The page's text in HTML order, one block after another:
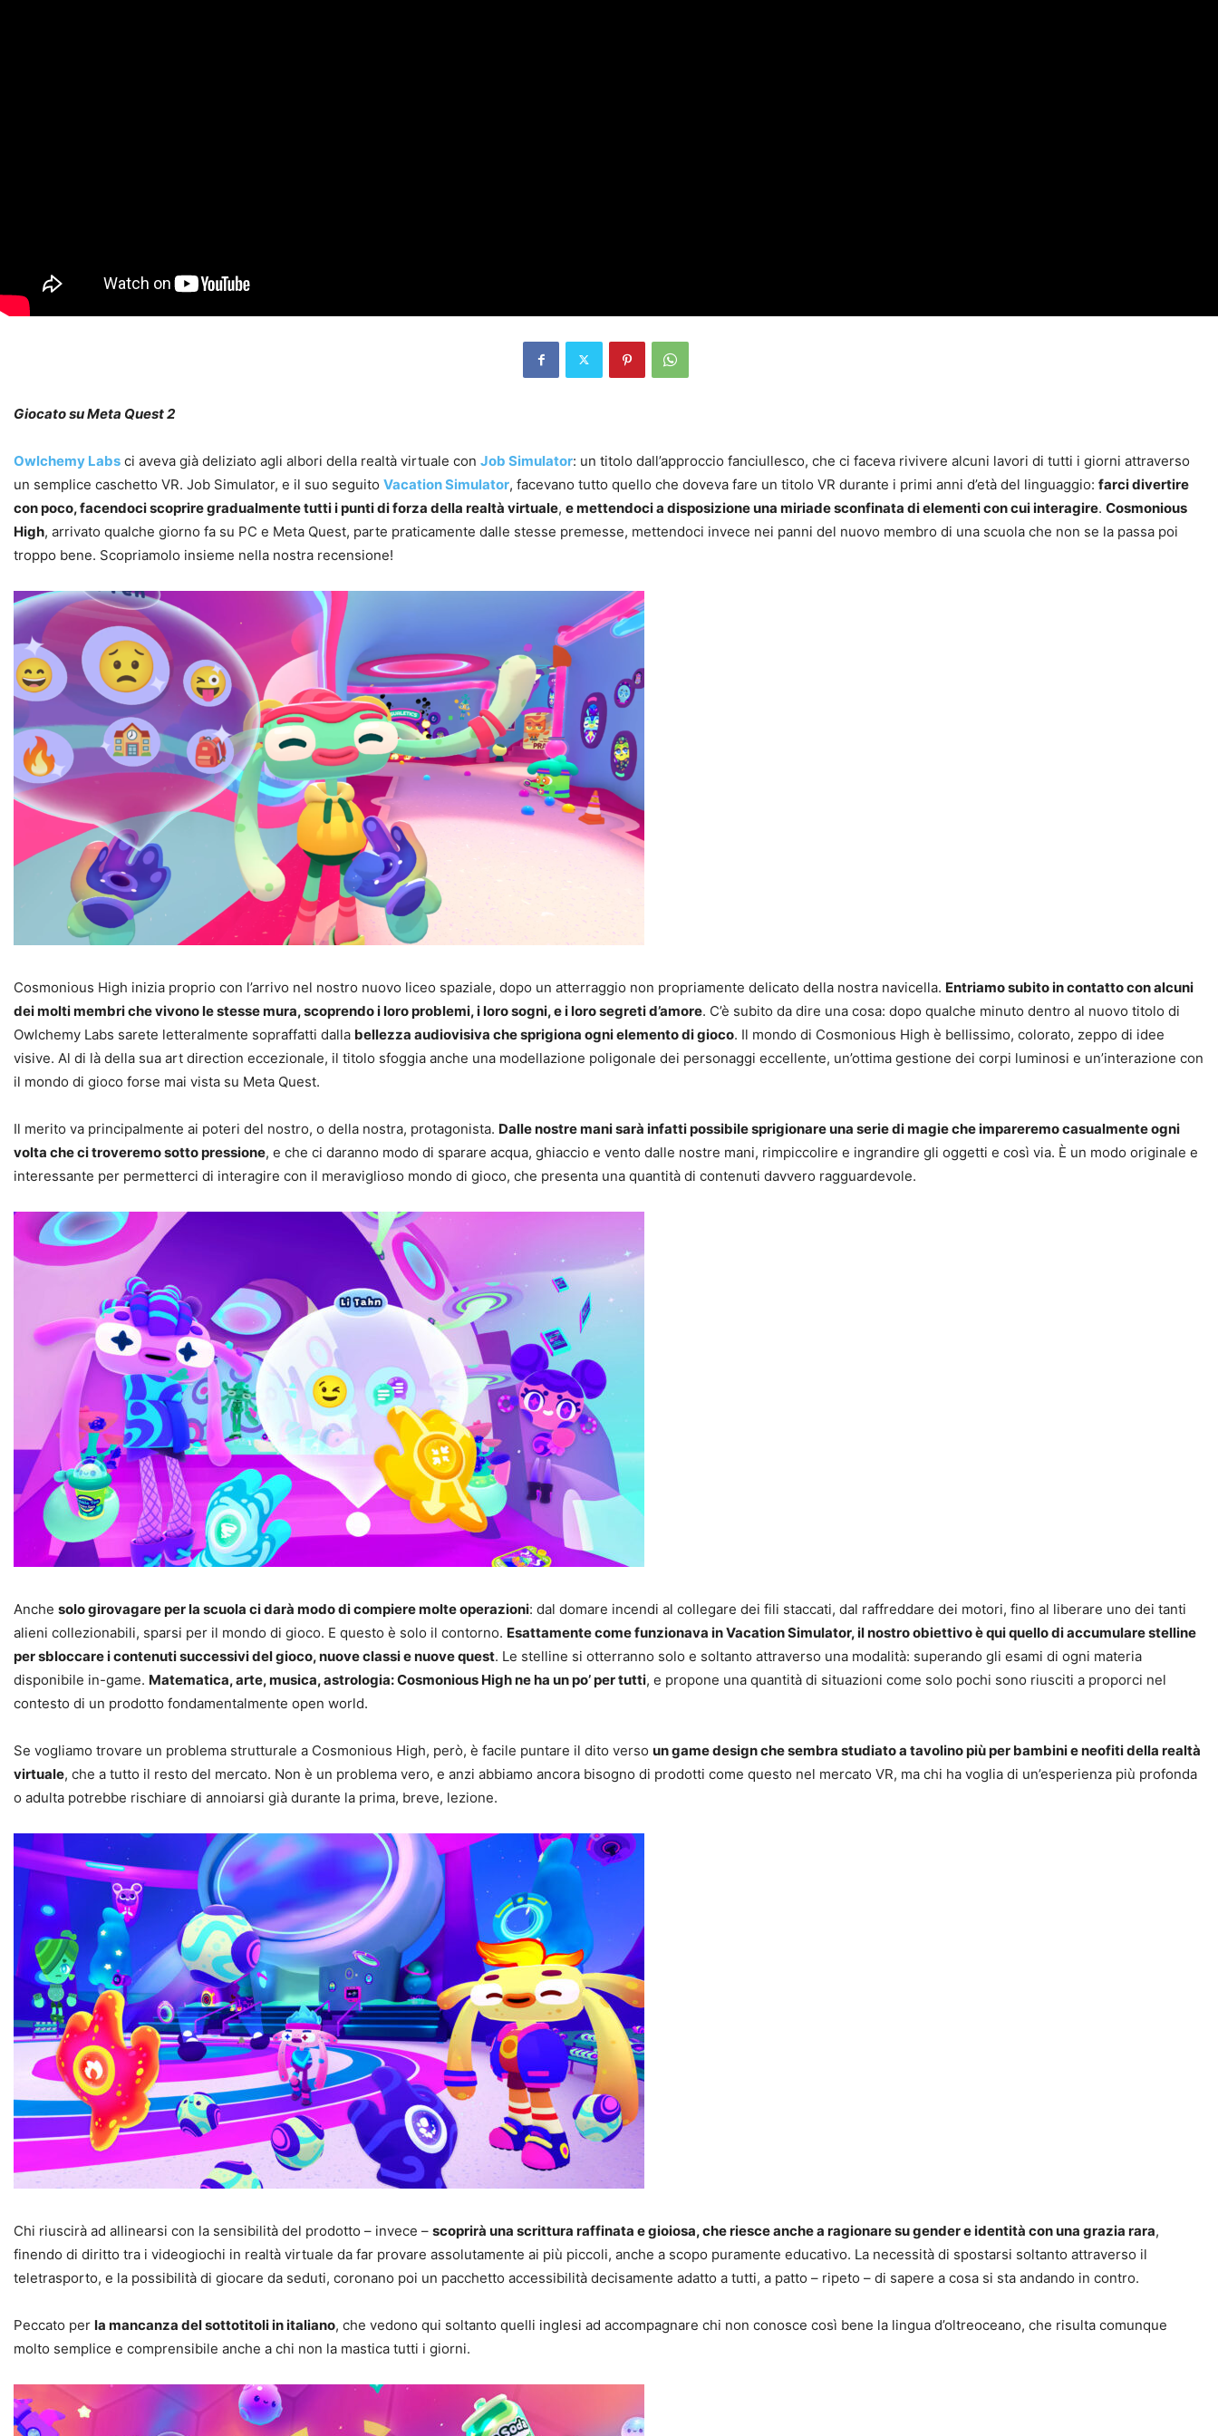
Giocato su Meta Quest 2
Owlchemy Labs ci aveva già deliziato agli albori della realtà virtuale con Job Simulator: un titolo dall’approccio fanciullesco, che ci faceva rivivere alcuni lavori di tutti i giorni attraverso
un semplice caschetto VR. Job Simulator, e il suo seguito Vacation Simulator, facevano tutto quello che doveva fare un titolo VR durante i primi anni d’età del linguaggio: farci divertire
con poco, facendoci scoprire gradualmente tutti i punti di forza della realtà virtuale, e mettendoci a disposizione una miriade sconfinata di elementi con cui interagire. Cosmonious
High, arrivato qualche giorno fa su PC e Meta Quest, parte praticamente dalle stesse premesse, mettendoci invece nei panni del nuovo membro di una scuola che non se la passa poi
troppo bene. Scopriamolo insieme nella nostra recensione!
Cosmonious High inizia proprio con l’arrivo nel nostro nuovo liceo spaziale, dopo un atterraggio non propriamente delicato della nostra navicella. Entriamo subito in contatto con alcuni
dei molti membri che vivono le stesse mura, scoprendo i loro problemi, i loro sogni, e i loro segreti d’amore. C’è subito da dire una cosa: dopo qualche minuto dentro al nuovo titolo di
Owlchemy Labs sarete letteralmente sopraffatti dalla bellezza audiovisiva che sprigiona ogni elemento di gioco. Il mondo di Cosmonious High è bellissimo, colorato, zeppo di idee
visive. Al di là della sua art direction eccezionale, il titolo sfoggia anche una modellazione poligonale dei personaggi eccellente, un’ottima gestione dei corpi luminosi e un’interazione con
il mondo di gioco forse mai vista su Meta Quest.
Il merito va principalmente ai poteri del nostro, o della nostra, protagonista. Dalle nostre mani sarà infatti possibile sprigionare una serie di magie che impareremo casualmente ogni
volta che ci troveremo sotto pressione, e che ci daranno modo di sparare acqua, ghiaccio e vento dalle nostre mani, rimpiccolire e ingrandire gli oggetti e così via. È un modo originale e
interessante per permetterci di interagire con il meraviglioso mondo di gioco, che presenta una quantità di contenuti davvero ragguardevole.
Anche solo girovagare per la scuola ci darà modo di compiere molte operazioni: dal domare incendi al collegare dei fili staccati, dal raffreddare dei motori, fino al liberare uno dei tanti
alieni collezionabili, sparsi per il mondo di gioco. E questo è solo il contorno. Esattamente come funzionava in Vacation Simulator, il nostro obiettivo è qui quello di accumulare stelline
per sbloccare i contenuti successivi del gioco, nuove classi e nuove quest. Le stelline si otterranno solo e soltanto attraverso una modalità: superando gli esami di ogni materia
disponibile in-game. Matematica, arte, musica, astrologia: Cosmonious High ne ha un po’ per tutti, e propone una quantità di situazioni come solo pochi sono riusciti a proporci nel
contesto di un prodotto fondamentalmente open world.
Se vogliamo trovare un problema strutturale a Cosmonious High, però, è facile puntare il dito verso un game design che sembra studiato a tavolino più per bambini e neofiti della realtà
virtuale, che a tutto il resto del mercato. Non è un problema vero, e anzi abbiamo ancora bisogno di prodotti come questo nel mercato VR, ma chi ha voglia di un’esperienza più profonda
o adulta potrebbe rischiare di annoiarsi già durante la prima, breve, lezione.
Chi riuscirà ad allinearsi con la sensibilità del prodotto – invece – scoprirà una scrittura raffinata e gioiosa, che riesce anche a ragionare su gender e identità con una grazia rara,
finendo di diritto tra i videogiochi in realtà virtuale da far provare assolutamente ai più piccoli, anche a scopo puramente educativo. La necessità di spostarsi soltanto attraverso il
teletrasporto, e la possibilità di giocare da seduti, coronano poi un pacchetto accessibilità decisamente adatto a tutti, a patto – ripeto – di sapere a cosa si sta andando in contro.
Peccato per la mancanza del sottotitoli in italiano, che vedono qui soltanto quelli inglesi ad accompagnare chi non conosce così bene la lingua d’oltreoceano, che risulta comunque
molto semplice e comprensibile anche a chi non la mastica tutti i giorni.